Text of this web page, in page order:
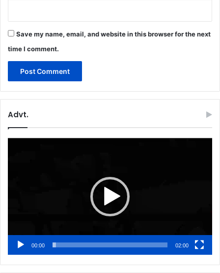
Save my name, email, and website in this browser for the next
time I comment.
Advt.
00:00 02:00